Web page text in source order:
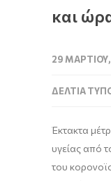
και
29 ΜΑΡΤΊΟΥ,
ΔΕΛΤΊΑ
Έκτακτα
υγείας από
του